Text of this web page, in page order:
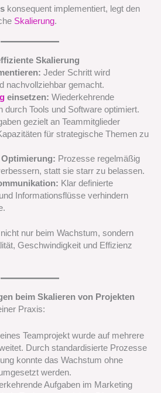
konsequent implementiert, legt den
Skalierung.
Skalierung
Jeder Schritt wird
nachvollziehbar gemacht.
einsetzen: Wiederkehrende
durch Tools und Software optimiert.
gezielt an Teammitglieder
für strategische Themen zu
Prozesse regelmäßig
statt sie starr zu belassen.
Klar definierte
Informationsflüsse verhindern
nur beim Wachstum, sondern
Geschwindigkeit und Effizienz
beim Skalieren von Projekten
Praxis:
Teamprojekt wurde auf mehrere
Durch standardisierte Prozesse
konnte das Wachstum ohne
werden.
Aufgaben im Marketing